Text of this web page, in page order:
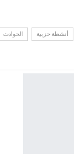
أنشطة حزبية الحوادث